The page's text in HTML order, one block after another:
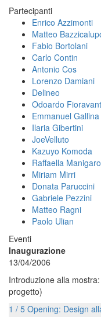
Partecipanti
Enrico Azzimonti
Matteo
Fabio Bortolani
Carlo Contin
Antonio Cos
Lorenzo Damiani
Delineo
Odoardo
Emmanuel Gallina
Ilaria Gibertini
JoeVelluto
Kazuyo Komoda
Raffaella
Miriam Mirri
Donata Paruccini
Gabriele Pezzini
Matteo Ragni
Paolo Ulian
Eventi
Inaugurazione
13/04/2006
Introduzione alla
progetto)
1 / 5 Opening: Design